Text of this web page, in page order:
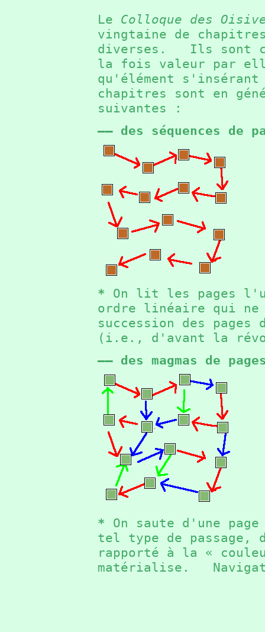
Le Colloque des
vingtaine de
diverses. Ils sont
la fois valeur par
qu'élément
chapitres sont en
suivantes :
—— des séquences de
* On lit les pages
ordre linéaire qui
succession des
(i.e., d'avant la
—— des magmas de
* On saute d'une
tel type de passage,
rapporté à la «
matérialise.